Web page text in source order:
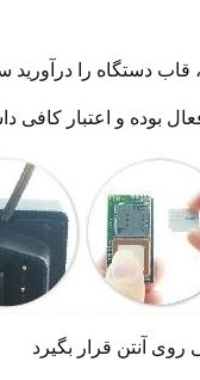
قاب دستگاه را
بوده و اعتبار کافی
آنتن قرار بگیرد